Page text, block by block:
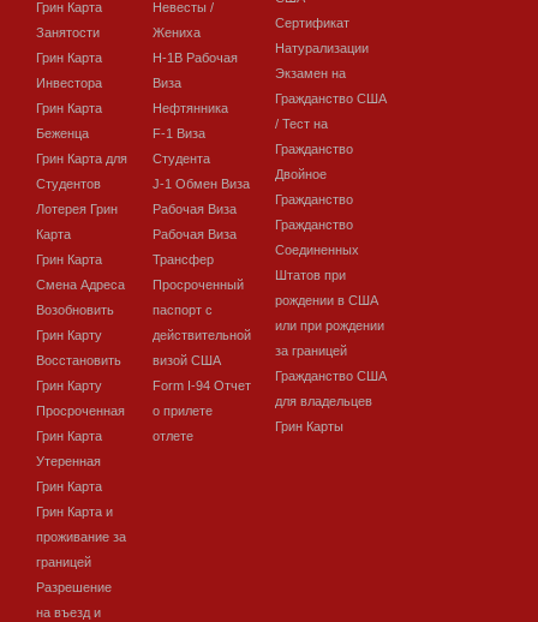
Грин Карта
Занятости
Грин Карта
Инвестора
Грин Карта
Беженца
Грин Карта для
Студентов
Лотерея Грин
Карта
Грин Карта
Смена Адреса
Возобновить
Грин Карту
Восстановить
Грин Карту
Просроченная
Грин Карта
Утеренная
Грин Карта
Грин Карта и
проживание за
границей
Разрешение
на въезд и
Невесты /
Жениха
H-1B Рабочая
Виза
Нефтянника
F-1 Виза
Студента
J-1 Обмен Виза
Рабочая Виза
Рабочая Виза
Трансфер
Просроченный
паспорт с
действительной
визой США
Form I-94 Отчет
о прилете
отлете
Сертификат
Натурализации
Экзамен на
Гражданство США
/ Тест на
Гражданство
Двойное
Гражданство
Гражданство
Соединенных
Штатов при
рождении в США
или при рождении
за границей
Гражданство США
для владельцев
Грин Карты